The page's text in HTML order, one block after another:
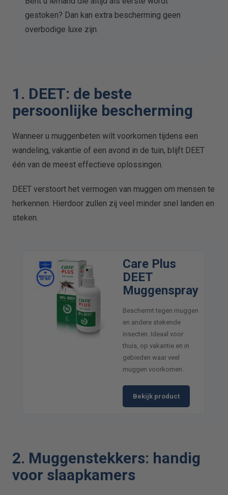
gestoken? Dan kan extra bescherming geen
overbodige luxe zijn.
1. DEET: de beste
persoonlijke bescherming
Wanneer u muggenbeten wilt voorkomen tijdens een
wandeling, vakantie of een avond in de tuin, blijft DEET
één van de meest effectieve oplossingen.
DEET verstoort het vermogen van muggen om mensen te
herkennen. Hierdoor zullen zij veel minder snel landen en
steken.
Care Plus
DEET
Muggenspray
Beschermt tegen muggen
en andere stekende
insecten. Ideaal voor
thuis, op vakantie en in
gebieden waar veel
muggen voorkomen.
Bekijk product
2. Muggenstekkers: handig
voor slaapkamers